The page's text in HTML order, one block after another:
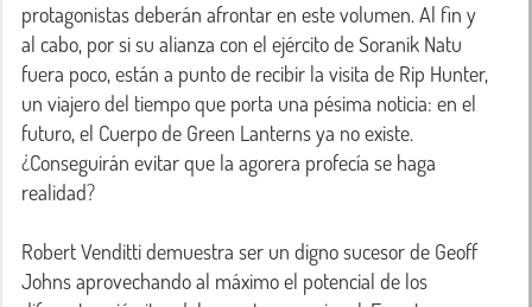
protagonistas deberán afrontar en este volumen. Al fin y
al cabo, por si su alianza con el ejército de Soranik Natu
fuera poco, están a punto de recibir la visita de Rip Hunter,
un viajero del tiempo que porta una pésima noticia: en el
futuro, el Cuerpo de Green Lanterns ya no existe.
¿Conseguirán evitar que la agorera profecía se haga
realidad?
Robert Venditti demuestra ser un digno sucesor de Geoff
Johns aprovechando al máximo el potencial de los